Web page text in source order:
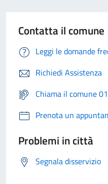
Contatta il comune
Leggi le domande
Richiedi Assistenza
Chiama il comune
Prenota un
Problemi in città
Segnala disservizio